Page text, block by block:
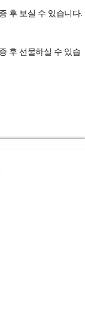
서!
다. 낯선 한자어
을 배우기도 전
법>은 바로 이런
했다. 억지로 외우
절한 설명을 따라
다. 분당 입시 현
문법을 시작하는
.
후 보실 수 있습니다.
후 선물하실 수 있습